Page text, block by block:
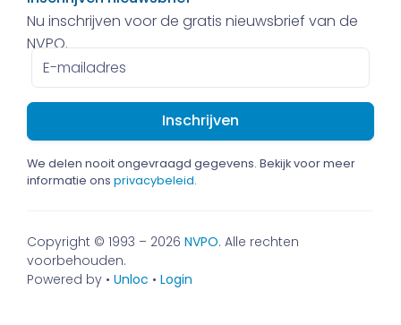
Nu inschrijven voor de gratis nieuwsbrief van de
NVPO.
E-
mailadres
We delen nooit ongevraagd gegevens. Bekijk voor meer
informatie ons privacybeleid.
Copyright © 1993 – 2026 NVPO. Alle rechten
voorbehouden.
Powered by • Unloc • Login